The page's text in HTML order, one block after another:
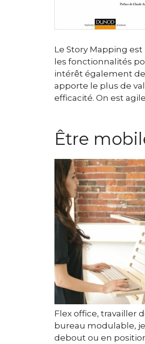
Le Story Mapping
les fonctionnalités
intérêt également
apporte le plus de
efficacité. On est
Être
Flex office, travailler
bureau modulable,
debout ou en